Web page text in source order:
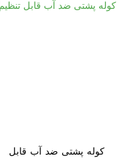
کوله پشتی ضد آب قابل